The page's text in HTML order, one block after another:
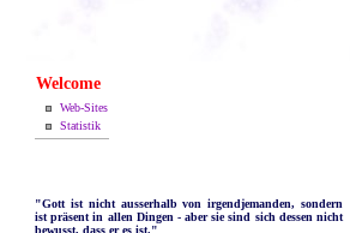
Welcome
Web-Sites
Statistik
"Gott ist nicht ausserhalb von irgendjemanden, sondern
ist präsent in allen Dingen - aber sie sind sich dessen nicht